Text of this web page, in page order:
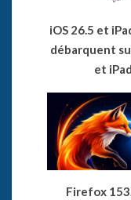
iOS 26.5 et
débarquent
et iPad
Firefox